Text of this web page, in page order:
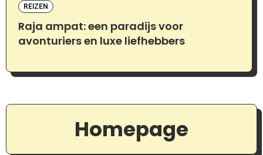
REIZEN
Raja ampat: een paradijs voor
avonturiers en luxe liefhebbers
Homepage